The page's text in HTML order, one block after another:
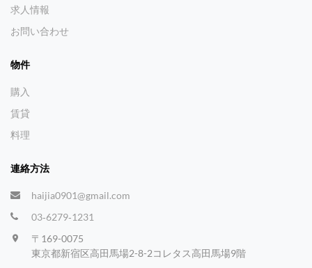
求人情報
お問い合わせ
物件
購入
賃貸
料理
連絡方法
haijia0901@gmail.com
03‐6279‐1231
〒169-0075
東京都新宿区高田馬場2-8-2コレタス高田馬場9階